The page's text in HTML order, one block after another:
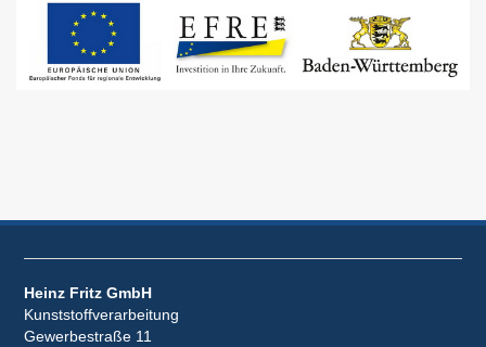
Heinz Fritz GmbH
Kunststoffverarbeitung
Gewerbestraße 11